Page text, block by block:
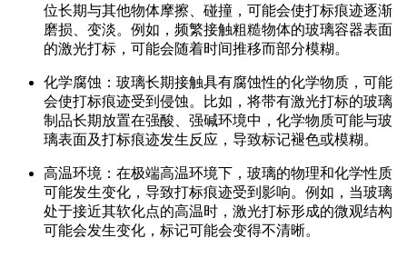
位长期与其他物体摩擦、碰撞，可能会使打标痕迹逐渐
磨损、变淡。例如，频繁接触粗糙物体的玻璃容器表面
的激光打标，可能会随着时间推移而部分模糊。
化学腐蚀 ：玻璃长期接触具有腐蚀性的化学物质，可能
会使打标痕迹受到侵蚀。比如，将带有激光打标的玻璃
制品长期放置在强酸、强碱环境中，化学物质可能与玻
璃表面及打标痕迹发生反应，导致标记褪色或模糊。
高温环境 ：在极端高温环境下，玻璃的物理和化学性质
可能发生变化，导致打标痕迹受到影响。例如，当玻璃
处于接近其软化点的高温时，激光打标形成的微观结构
可能会发生变化，标记可能会变得不清晰。